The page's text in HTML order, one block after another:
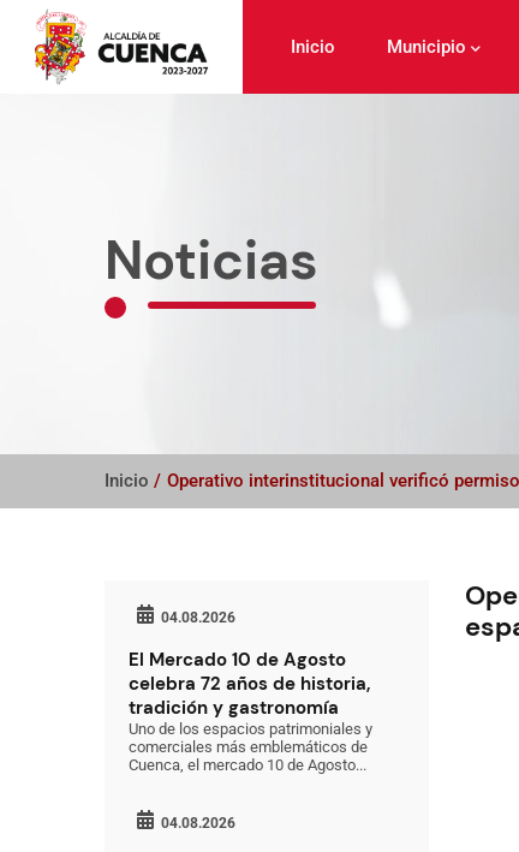
contenido
principal
Inicio Municipio
Noticias
Inicio / Operativo interinstitucional verificó
04.08.2026
El Mercado 10 de Agosto
celebra 72 años de historia,
tradición y gastronomía
Uno de los espacios patrimoniales y
comerciales más emblemáticos de
Cuenca, el mercado 10 de Agosto...
04.08.2026